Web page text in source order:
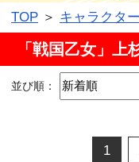
＞キャ
「戦国乙